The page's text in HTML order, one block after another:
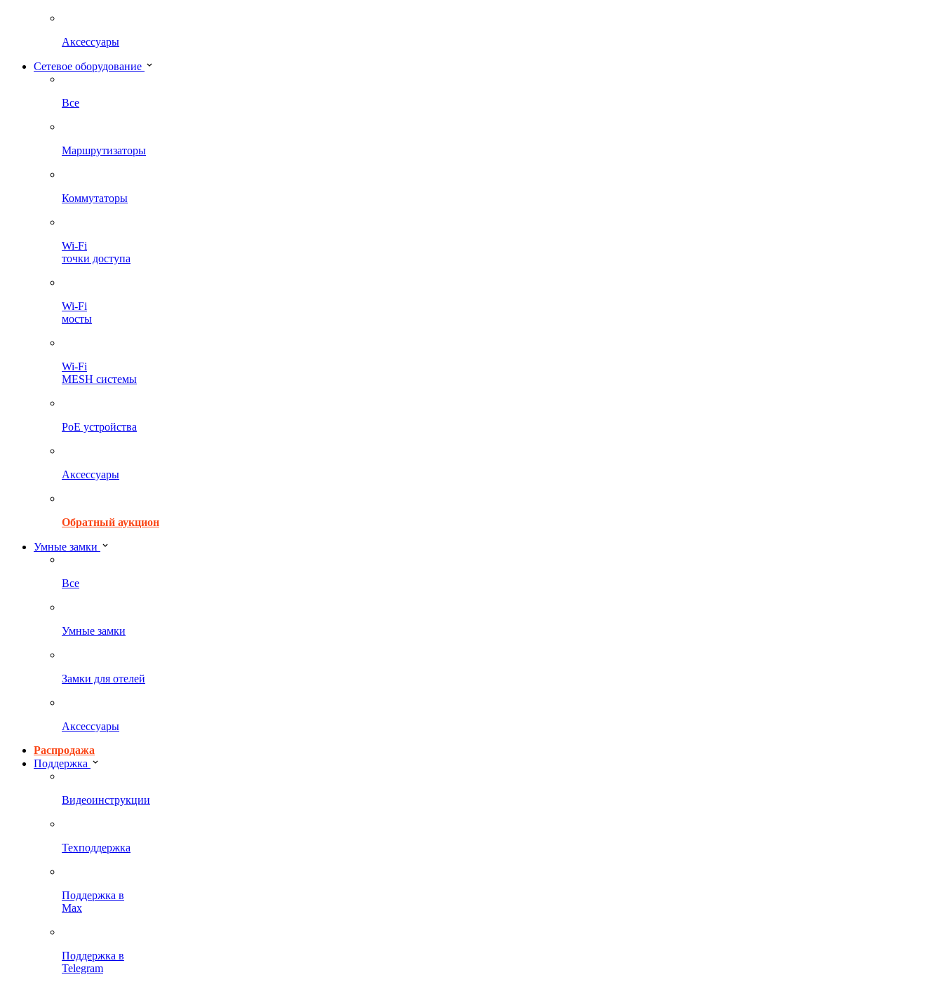
Аксессуары
Сетевое оборудование
Все
Маршрутизаторы
Коммутаторы
Wi-Fi
точки доступа
Wi-Fi
мосты
Wi-Fi
MESH системы
PoE устройства
Аксессуары
Обратный аукцион
Умные замки
Все
Умные замки
Замки для отелей
Аксессуары
Распродажа
Поддержка
Видеоинструкции
Техподдержка
Поддержка в
Max
Поддержка в
Telegram